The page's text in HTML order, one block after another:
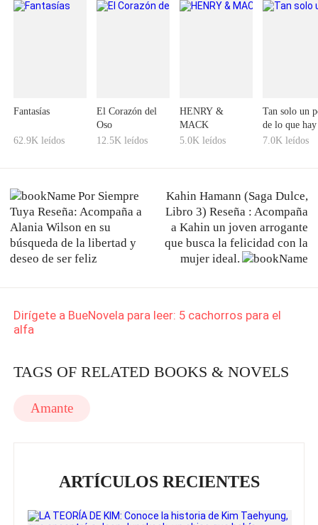
Fantasías
62.9K leídos
El Corazón del
Oso
12.5K leídos
HENRY &
MACK
5.0K leídos
Tan solo un
de lo que
el mundo
7.0K leídos
Por Siempre
Tuya Reseña: Acompaña a
Alania Wilson en su
búsqueda de la libertad y
deseo de ser feliz
Kahin Hamann (Saga Dulce,
Libro 3) Reseña : Acompaña
a Kahin un joven arrogante
que busca la felicidad con la
mujer ideal.
Dirígete a BueNovela para leer: 5 cachorros para el
alfa
TAGS OF RELATED BOOKS & NOVELS
Amante
ARTÍCULOS RECIENTES